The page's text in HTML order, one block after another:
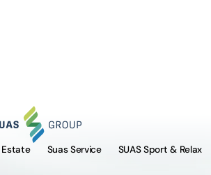
Estate Suas Service SUAS Sport & Relax